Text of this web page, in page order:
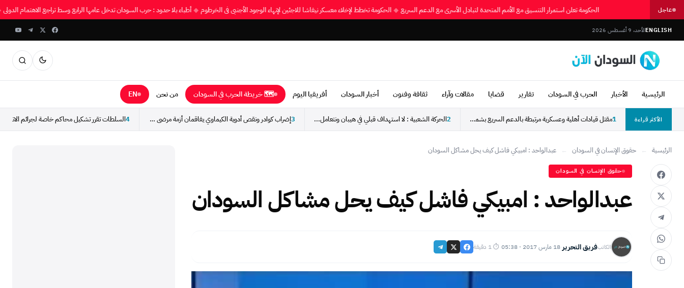
عاجل الحكومة تعلن استمرار التنسيق مع الأمم المتحدة لتبادل الأسرى مع الدعم السريع ◆ الحكومة تخطط لإخلاء معسكر نيفاشا للاجئين لإنهاء الوجود الأجنبي في الخرطوم ◆ أطباء بلا حدود : حرب السودان تدخل عامها الرابع وسط تراجع الاهتمام
ENGLISHالأحد، 9 أغسطس 2026
الرئيسية الأخبار الحرب في السودان تقارير قضايا مقالات وآراء ثقافة وفنون أخبار السودان أفريقيا اليوم 🗺 خريطة الحرب في السودان من نحن EN
الأكثر قراءة 1 مقتل قيادات أهلية وعسكرية مرتبطة بالدعم السريع بشمال دارفور 2الحركة الشعبية : لا استهداف قبلي في هيبان ونتعامل... 3 إضراب كوادر ونقص أدوية الكيماوي يفاقمان أزمة مرضى السرطان... 4
الرئيسية ← حقوق الإنسان في السودان ← عبدالواحد : امبيكي فاشل كيف يحل مشاكل السودان
حقوق الإنسان في السودان
عبدالواحد : امبيكي فاشل كيف يحل مشاكل السودان
الكاتبفريق التحرير·18 مارس 2017 · 05:38 ·⏱ 1 دقيقة